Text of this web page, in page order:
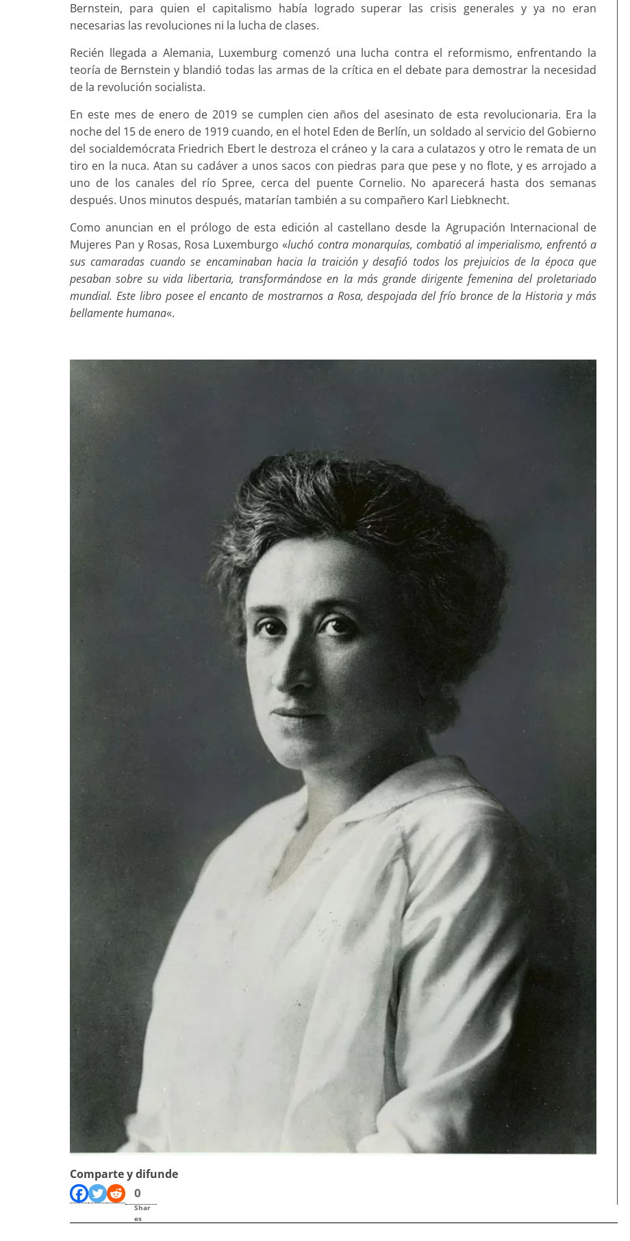
Bernstein, para quien el capitalismo había logrado superar las crisis generales y ya no eran
necesarias las revoluciones ni la lucha de clases.
Recién llegada a Alemania, Luxemburg comenzó una lucha contra el reformismo, enfrentando la
teoría de Bernstein y blandió todas las armas de la crítica en el debate para demostrar la necesidad
de la revolución socialista.
En este mes de enero de 2019 se cumplen cien años del asesinato de esta revolucionaria. Era la
noche del 15 de enero de 1919 cuando, en el hotel Eden de Berlín, un soldado al servicio del Gobierno
del socialdemócrata Friedrich Ebert le destroza el cráneo y la cara a culatazos y otro le remata de un
tiro en la nuca. Atan su cadáver a unos sacos con piedras para que pese y no flote, y es arrojado a
uno de los canales del río Spree, cerca del puente Cornelio. No aparecerá hasta dos semanas
después. Unos minutos después, matarían también a su compañero Karl Liebknecht.
Como anuncian en el prólogo de esta edición al castellano desde la Agrupación Internacional de
Mujeres Pan y Rosas, Rosa Luxemburgo «luchó contra monarquías, combatió al imperialismo, enfrentó a
sus camaradas cuando se encaminaban hacia la traición y desafió todos los prejuicios de la época que
pesaban sobre su vida libertaria, transformándose en la más grande dirigente femenina del proletariado
mundial. Este libro posee el encanto de mostrarnos a Rosa, despojada del frío bronce de la Historia y más
bellamente humana«.
Comparte y difunde
0
Shar
es